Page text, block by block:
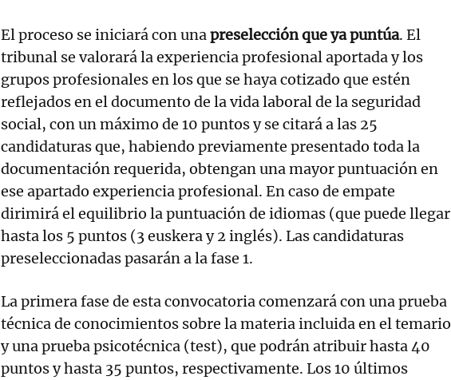
El proceso se iniciará con unapreselección que ya puntúa. El
tribunal se valorará la experiencia profesional aportada y los
grupos profesionales en los que se haya cotizado que estén
reflejados en el documento de la vida laboral de la seguridad
social, con un máximo de 10 puntos y se citará a las 25
candidaturas que, habiendo previamente presentado toda la
documentación requerida, obtengan una mayor puntuación en
ese apartado experiencia profesional. En caso de empate
dirimirá el equilibrio la puntuación de idiomas (que puede llegar
hasta los 5 puntos (3 euskera y 2 inglés). Las candidaturas
preseleccionadas pasarán a la fase 1.
La primera fase de esta convocatoria comenzará con una prueba
técnica de conocimientos sobre la materia incluida en el temario
y una prueba psicotécnica (test), que podrán atribuir hasta 40
puntos y hasta 35 puntos, respectivamente. Los 10 últimos